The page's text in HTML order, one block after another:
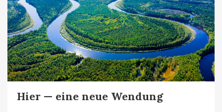
Hier — eine neue Wendung